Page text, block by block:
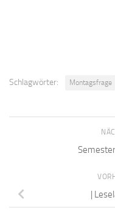
Schlagwörter: Montagsfrage
|